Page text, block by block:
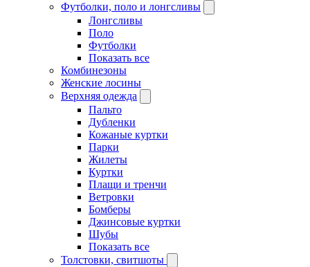
Футболки, поло и лонгсливы
Лонгсливы
Поло
Футболки
Показать все
Комбинезоны
Женские лосины
Верхняя одежда
Пальто
Дубленки
Кожаные куртки
Парки
Жилеты
Куртки
Плащи и тренчи
Ветровки
Бомберы
Джинсовые куртки
Шубы
Показать все
Толстовки, свитшоты